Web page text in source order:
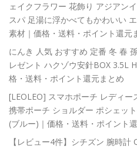
ェイクフラワー 花飾り アジアン
スパ 足湯に浮かべてもかわいい
素材｜価格・送料・ポイント還元
にんき 人気 おすすめ 定番 冬 春
レゼント ハクゾウ安針BOX 3.5L
格・送料・ポイント還元まとめ
[LEOLEO] スマホポーチ レディ
携帯ポーチ ショルダー ポシェッ
(ブルー)｜価格・送料・ポイント
【レビュー4件】シチズン 腕時